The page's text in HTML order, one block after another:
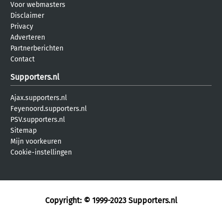
Voor webmasters
Disclaimer
Privacy
Adverteren
Partnerberichten
Contact
Supporters.nl
Ajax.supporters.nl
Feyenoord.supporters.nl
PSV.supporters.nl
Sitemap
Mijn voorkeuren
Cookie-instellingen
Copyright: © 1999-2023 Supporters.nl